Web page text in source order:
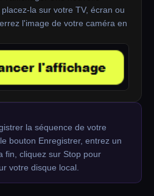
la sur votre TV, écran ou
l'image de votre caméra en
la séquence de votre
bouton Enregistrer, entrez un
fin, cliquez sur Stop pour
votre disque local.